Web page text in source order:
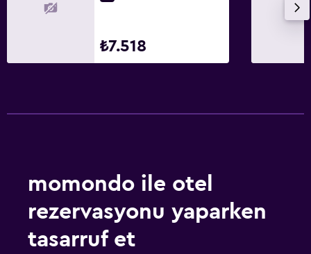
₺7.518
momondo ile otel
rezervasyonu yaparken
tasarruf et